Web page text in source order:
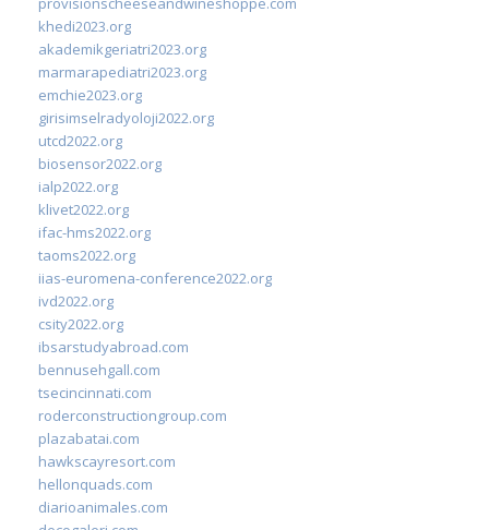
khedi2023.org
akademikgeriatri2023.org
marmarapediatri2023.org
emchie2023.org
girisimselradyoloji2022.org
utcd2022.org
biosensor2022.org
ialp2022.org
klivet2022.org
ifac-hms2022.org
taoms2022.org
iias-euromena-conference2022.org
ivd2022.org
csity2022.org
ibsarstudyabroad.com
bennusehgall.com
tsecincinnati.com
roderconstructiongroup.com
plazabatai.com
hawkscayresort.com
hellonquads.com
diarioanimales.com